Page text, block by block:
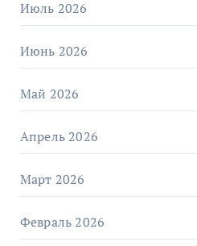
Июль 2026
Июнь 2026
Май 2026
Апрель 2026
Март 2026
Февраль 2026